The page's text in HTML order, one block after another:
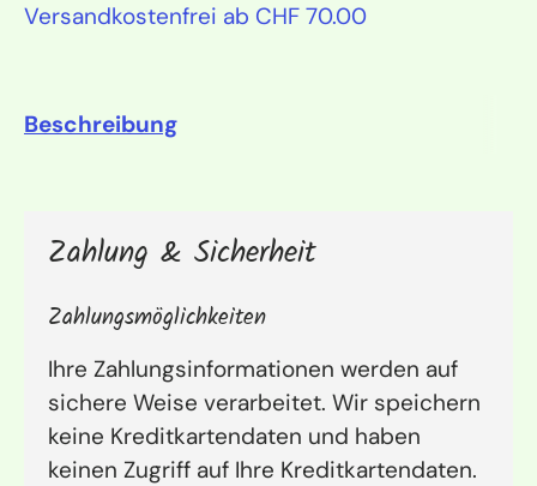
Versandkostenfrei ab CHF 70.00
Beschreibung
Zahlung & Sicherheit
Zahlungsmöglichkeiten
Ihre Zahlungsinformationen werden auf
sichere Weise verarbeitet. Wir speichern
keine Kreditkartendaten und haben
keinen Zugriff auf Ihre Kreditkartendaten.